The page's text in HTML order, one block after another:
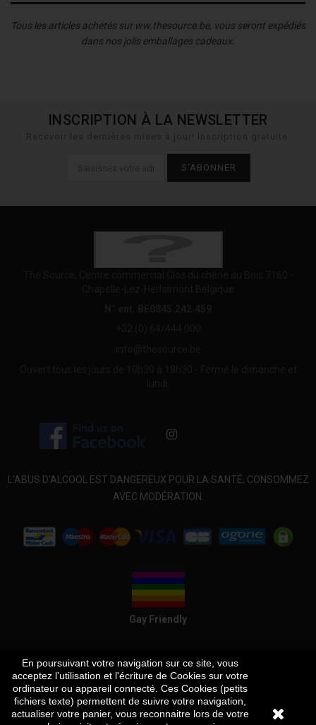
Tous les articles achetés sur ww.thesource.be, vous seront expédiés
dans nos jolis emballages cadeaux.
INSCRIPTION À LA NEWSLETTER
S'ABONNER
L'ABUS D'ALCOOL EST DANGEREUX POUR LA SANTÉ, CONSOMMEZ
AVEC MODÉRATION.
Gay Friendly
INFORMATIONS
Création site internet par adevo.be
En poursuivant votre navigation sur ce site, vous
acceptez l’utilisation et l'écriture de Cookies sur votre
ordinateur ou appareil connecté. Ces Cookies (petits
fichiers texte) permettent de suivre votre navigation,
actualiser votre panier, vous reconnaitre lors de votre